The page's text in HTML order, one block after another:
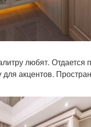
любят. Отдается
акцентов.